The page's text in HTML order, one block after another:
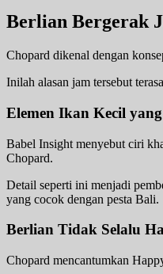
Berlian Bergerak
Chopard dikenal dengan
Inilah alasan jam tersebut
Elemen Ikan Kecil
Babel Insight menyebut ciri
Chopard.
Detail seperti ini menjadi
yang cocok dengan pesta Bali.
Berlian Tidak Selalu
Chopard mencantumkan